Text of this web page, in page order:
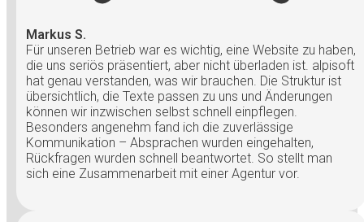
Markus S.
Für unseren Betrieb war es wichtig, eine Website zu haben,
die uns seriös präsentiert, aber nicht überladen ist. alpisoft
hat genau verstanden, was wir brauchen. Die Struktur ist
übersichtlich, die Texte passen zu uns und Änderungen
können wir inzwischen selbst schnell einpflegen.
Besonders angenehm fand ich die zuverlässige
Kommunikation – Absprachen wurden eingehalten,
Rückfragen wurden schnell beantwortet. So stellt man
sich eine Zusammenarbeit mit einer Agentur vor.